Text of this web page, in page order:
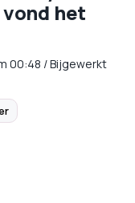
het
00:48 /Bijgewerkt